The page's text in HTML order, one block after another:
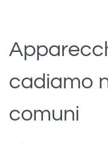
cadiamo
comuni